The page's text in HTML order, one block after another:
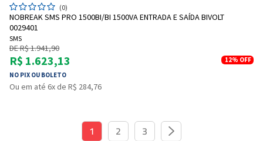
(0)
NOBREAK SMS PRO 1500BI/BI 1500VA ENTRADA E SAÍDA BIVOLT
0029401
SMS
DE R$ 1.941,90
R$ 1.623,13
NO PIX OU BOLETO
12% OFF
Ou em até 6x de R$ 284,76
1 2 3